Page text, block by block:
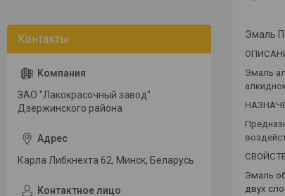
Эмаль
Эмаль
Эмаль
двух
ЗАО "Лакокрасочный завод"
Дзержинского района
Карла Либкнехта 62, Минск, Беларусь